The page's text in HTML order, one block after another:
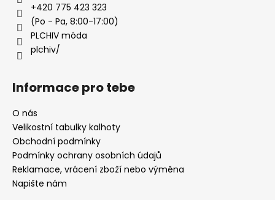
D
o
p
o
u
u
j
e
m
e
+420 775 423 323
(Po - Pa, 8:00-17:00)
PLCHIV móda
plchiv/
Informace pro tebe
O nás
Velikostní tabulky kalhoty
Obchodní podmínky
Podmínky ochrany osobních údajů
Reklamace, vrácení zboží nebo výměna
Napište nám